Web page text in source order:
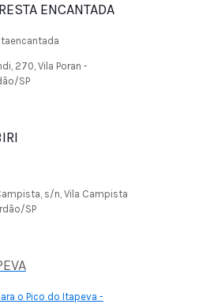
ENCANTADA
270, Vila Poran -
SP
s/n, Vila Campista
SP
o Pico do Itapeva -